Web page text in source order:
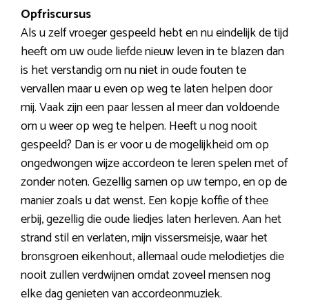
Opfriscursus
Als u zelf vroeger gespeeld hebt en nu eindelijk de tijd
heeft om uw oude liefde nieuw leven in te blazen dan
is het verstandig om nu niet in oude fouten te
vervallen maar u even op weg te laten helpen door
mij. Vaak zijn een paar lessen al meer dan voldoende
om u weer op weg te helpen. Heeft u nog nooit
gespeeld? Dan is er voor u de mogelijkheid om op
ongedwongen wijze accordeon te leren spelen met of
zonder noten. Gezellig samen op uw tempo, en op de
manier zoals u dat wenst. Een kopje koffie of thee
erbij, gezellig die oude liedjes laten herleven. Aan het
strand stil en verlaten, mijn vissersmeisje, waar het
bronsgroen eikenhout, allemaal oude melodietjes die
nooit zullen verdwijnen omdat zoveel mensen nog
elke dag genieten van accordeonmuziek.